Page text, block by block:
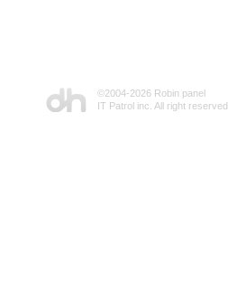
©2004-2026 Robin panel
IT Patrol inc. All right reserved.